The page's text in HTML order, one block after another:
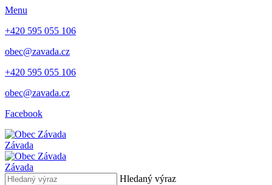
Menu
+420 595 055 106
obec@zavada.cz
+420 595 055 106
obec@zavada.cz
Facebook
Závada
Závada
Hledaný výraz